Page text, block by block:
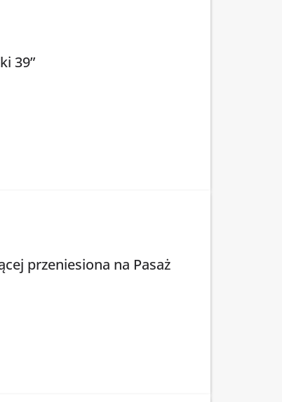
39”
przeniesiona na Pasaż